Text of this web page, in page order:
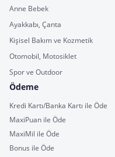
Anne Bebek
Ayakkabı, Çanta
Kişisel Bakım ve Kozmetik
Otomobil, Motosiklet
Spor ve Outdoor
Ödeme
Kredi Kartı/Banka Kartı ile Öde
MaxiPuan ile Öde
MaxiMil ile Öde
Bonus ile Öde